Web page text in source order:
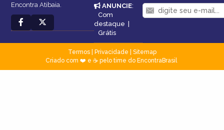
Encontra Atibaia.
ANUNCIE:
Com
destaque |
Grátis
Termos| Privacidade
Sitemap
Criado com ❤️ e ☕ pelo time do EncontraBrasil